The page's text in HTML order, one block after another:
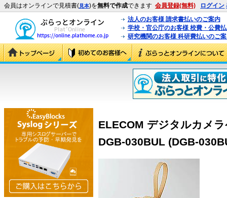
会員はオンラインで見積書(見本)を無料で作成できます 会員登録(無料) ログイン
法人のお客様 請求書払いのご案内
学校・官公庁のお客様 校費・公費
研究機関のお客様 科研費払いのご
ELECOM デジタルカメ
DGB-030BUL (DGB-